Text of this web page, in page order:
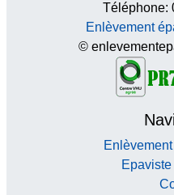
Téléphone:
Enlèvement
©